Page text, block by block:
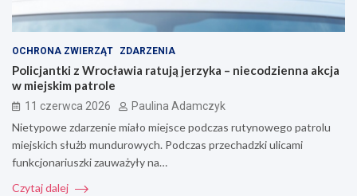
OCHRONA ZWIERZĄT ZDARZENIA
Policjantki z Wrocławia ratują jerzyka – niecodzienna akcja
w miejskim patrole
11 czerwca 2026 Paulina Adamczyk
Nietypowe zdarzenie miało miejsce podczas rutynowego patrolu
miejskich służb mundurowych. Podczas przechadzki ulicami
funkcjonariuszki zauważyły na…
Czytaj dalej